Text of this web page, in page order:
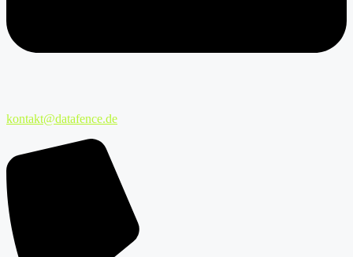
kontakt@datafence.de